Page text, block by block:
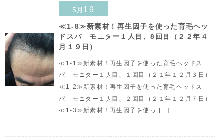
5月 19
≪1-8≫新素材！再生因子を使った育毛ヘッ
ドスパ モニター１人目、8回目（２２年４
月１９日）
≪1-1≫新素材！再生因子を使った育毛ヘッドス
パ モニター１人目、１回目（２１年１２月３日）
≪1-2≫新素材！再生因子を使った育毛ヘッドス
パ モニター１人目、２回目（２１年１２月７日）
≪1-3≫新素材！再生因子を使っ […]